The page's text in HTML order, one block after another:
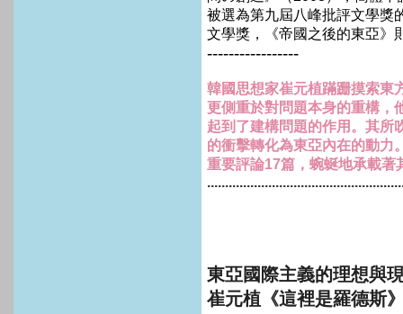
被選為第九屆八峰批評文學獎
文學獎，《帝國之後的東亞》
-----------------
韓國思想家崔元植蹣跚摸索東
更側重於對問題本身的重構，
起到了建構問題的作用。 其所
的衝擊轉化為東亞內在的動力
重要評論17篇，蜿蜒地承載著
東亞國際主義的理想與
崔元植《這裡是羅德斯